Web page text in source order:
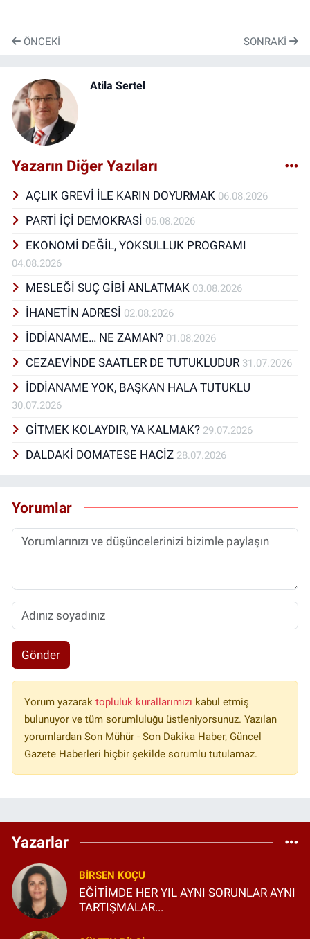
ÖNCEKI SONRAKI
Atila Sertel
Yazarın Diğer Yazıları
AÇLIK GREVİ İLE KARIN DOYURMAK 06.08.2026
PARTİ İÇİ DEMOKRASİ 05.08.2026
EKONOMİ DEĞİL, YOKSULLUK PROGRAMI
04.08.2026
MESLEĞİ SUÇ GİBİ ANLATMAK 03.08.2026
İHANETİN ADRESİ 02.08.2026
İDDİANAME… NE ZAMAN? 01.08.2026
CEZAEVİNDE SAATLER DE TUTUKLUDUR 31.07.2026
İDDİANAME YOK, BAŞKAN HALA TUTUKLU
30.07.2026
GİTMEK KOLAYDIR, YA KALMAK? 29.07.2026
DALDAKİ DOMATESE HACİZ 28.07.2026
Yorumlar
Gönder
Yorum yazarak topluluk kurallarımızı kabul etmiş
bulunuyor ve tüm sorumluluğu üstleniyorsunuz. Yazılan
yorumlardan Son Mühür - Son Dakika Haber, Güncel
Gazete Haberleri hiçbir şekilde sorumlu tutulamaz.
Yazarlar
BIRSEN KOÇU
EĞİTİMDE HER YIL AYNI SORUNLAR AYNI
TARTIŞMALAR...